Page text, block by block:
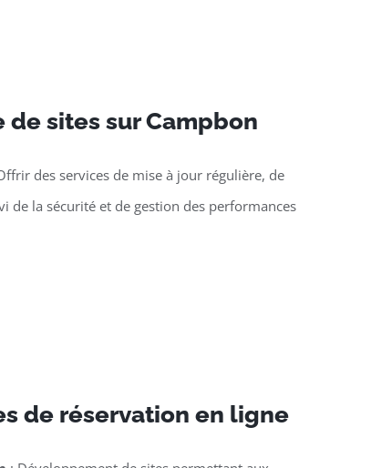
de sites sur Campbon
des services de mise à jour régulière, de
de la sécurité et de gestion des performances
de réservation en ligne